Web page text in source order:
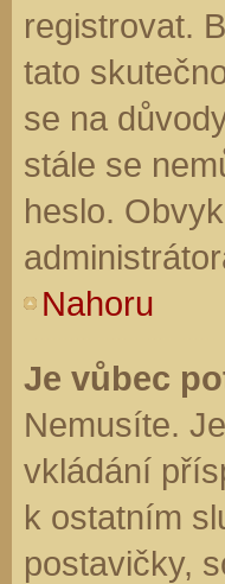
registrovat.
tato
se na
stále se
heslo.
Nahoru
Je vůbec
Nemusíte.
vkládání
k ostatním
postavičky,